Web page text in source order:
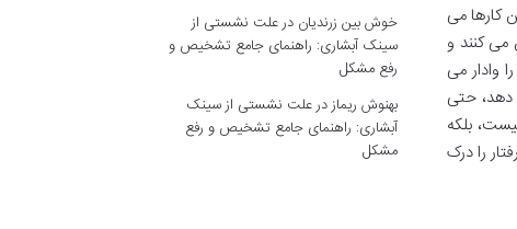
کارها می
می کنند و
وادار می
دهد، حتی
بلکه
را درک
خوش بین زرندیان درعلت نشستی از
سینک آبشاری: راهنمای جامع تشخیص و
رفع مشکل
بهنوش ریمازدرعلت نشستی از سینک
آبشاری: راهنمای جامع تشخیص و رفع
مشکل